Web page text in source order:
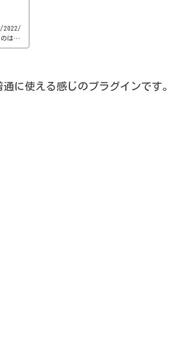
2022/
は、
本情
こ
セッ
通に使える感じのプラグインです。